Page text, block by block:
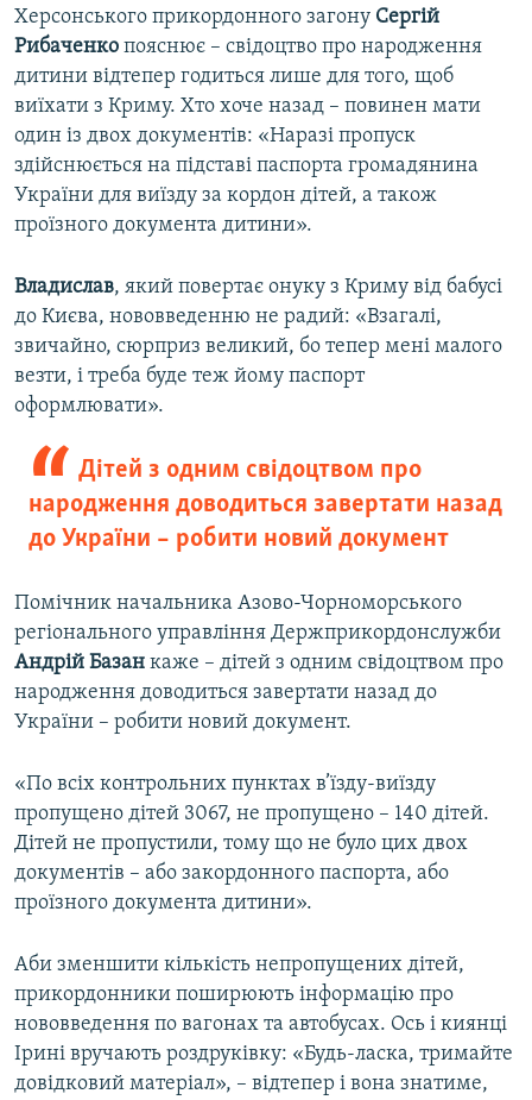
Херсонського прикордонного загону Сергій
Рибаченко пояснює – свідоцтво про народження
дитини відтепер годиться лише для того, щоб
виїхати з Криму. Хто хоче назад – повинен мати
один із двох документів: «Наразі пропуск
здійснюється на підставі паспорта громадянина
України для виїзду за кордон дітей, а також
проїзного документа дитини».
Владислав, який повертає онуку з Криму від бабусі
до Києва, нововведенню не радий: «Взагалі,
звичайно, сюрприз великий, бо тепер мені малого
везти, і треба буде теж йому паспорт
оформлювати».
Дітей з одним свідоцтвом про
народження доводиться завертати назад
до України – робити новий документ
Помічник начальника Азово-Чорноморського
регіонального управління Держприкордонслужби
Андрій Базан каже – дітей з одним свідоцтвом про
народження доводиться завертати назад до
України – робити новий документ.
«По всіх контрольних пунктах в’їзду-виїзду
пропущено дітей 3067, не пропущено – 140 дітей.
Дітей не пропустили, тому що не було цих двох
документів – або закордонного паспорта, або
проїзного документа дитини».
Аби зменшити кількість непропущених дітей,
прикордонники поширюють інформацію про
нововведення по вагонах та автобусах. Ось і киянці
Ірині вручають роздруківку: «Будь-ласка, тримайте
довідковий матеріал», – відтепер і вона знатиме,